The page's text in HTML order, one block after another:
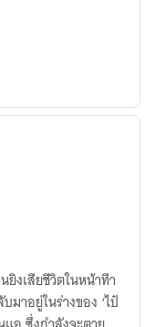
ยิงเสียชีวิตในหน้าทีา
าอยู่ในร่างของ ‘ไป๋